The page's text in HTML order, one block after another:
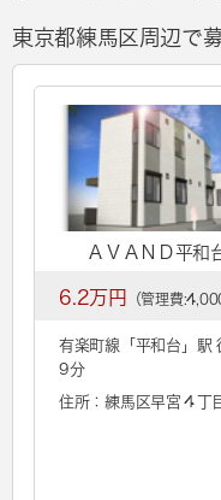
東京都練馬区周辺で
ＡＶＡＮＤ平和
6.2万円 （管理費
有楽町線「 平和台 」駅
9分
住所：練馬区早宮４丁